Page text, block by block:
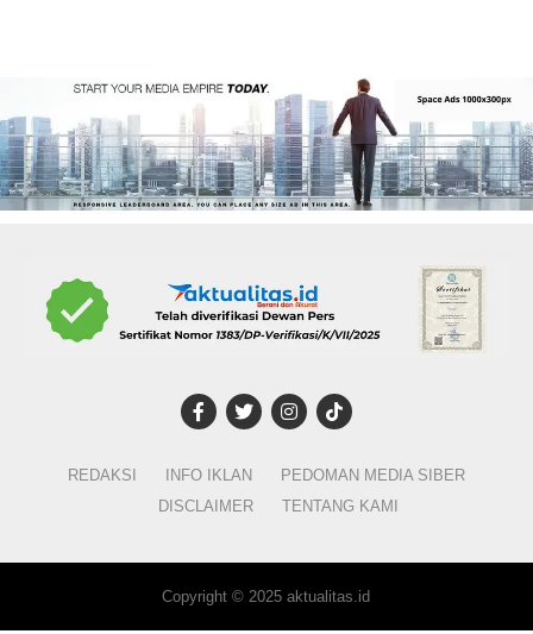
REDAKSI INFO IKLAN
PEDOMAN MEDIA SIBER
DISCLAIMER
TENTANG KAMI
Copyright © 2025 aktualitas.id